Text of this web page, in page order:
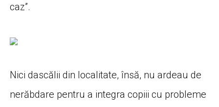
caz”.
Nici dascălii din localitate, însă, nu ardeau de
nerăbdare pentru a integra copiii cu probleme